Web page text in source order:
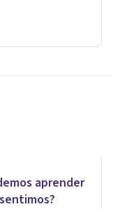
aprender